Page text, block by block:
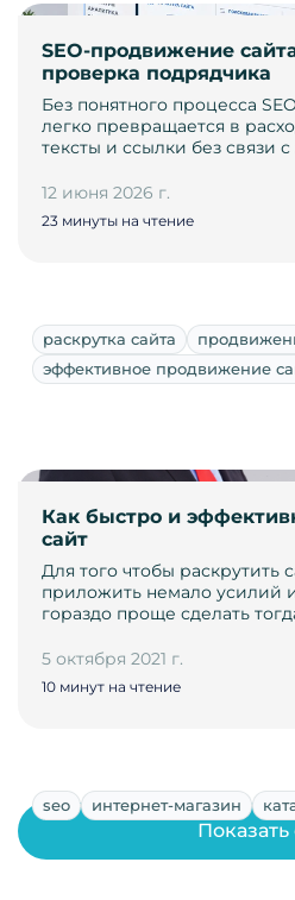
SEO-продвижение
проверка подрядчика
Без понятного процесса
легко превращается в
тексты и ссылки без связи с
12 июня 2026 г.
23 минуты на чтение
раскрутка сайта
эффективное продвижение
Как быстро и
сайт
Для того чтобы раскрутить
приложить немало усилий
гораздо проще сделать
5 октября 2021 г.
10 минут на чтение
seo интернет-магазин